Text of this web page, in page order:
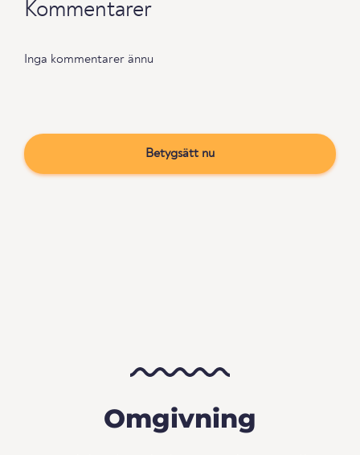
Kommentarer
Inga kommentarer ännu
Betygsätt nu
Omgivning